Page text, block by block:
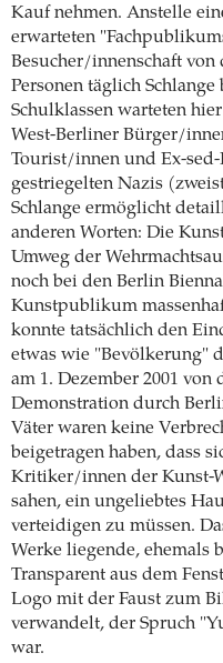
Kauf nehmen. Anstelle
erwarteten
Besucher/innenschaft
Personen täglich
Schulklassen warteten
West-Berliner Bürger/
Tourist/innen und Ex-
gestriegelten Nazis
Schlange ermöglicht
anderen Worten: Die
Umweg der
noch bei den Berlin
Kunstpublikum
konnte tatsächlich den
etwas wie "Bevölkerung"
am 1. Dezember 2001
Demonstration durch
Väter waren keine
beigetragen haben, dass
Kritiker/innen der Kunst-
sahen, ein ungeliebtes
verteidigen zu müssen.
Werke liegende, ehemals
Transparent aus dem
Logo mit der Faust zum
verwandelt, der Spruch
war.